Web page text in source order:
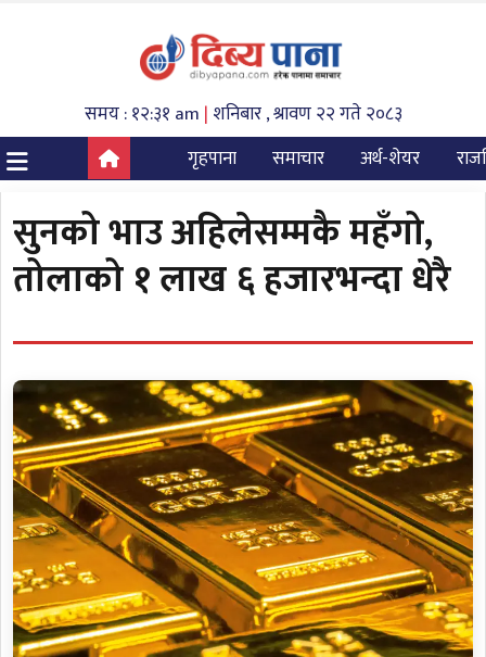
समय : १२:३१ am | शनिबार , श्रावण २२ गते २०८३
गृहपाना
समाचार अर्थ-शेयर
सुनको भाउ अहिलेसम्मकै महँगो,
तोलाको १ लाख ६ हजारभन्दा धेरै